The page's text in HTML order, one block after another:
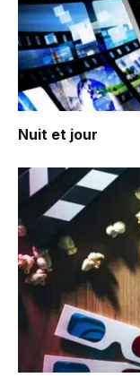
Nuit et jour